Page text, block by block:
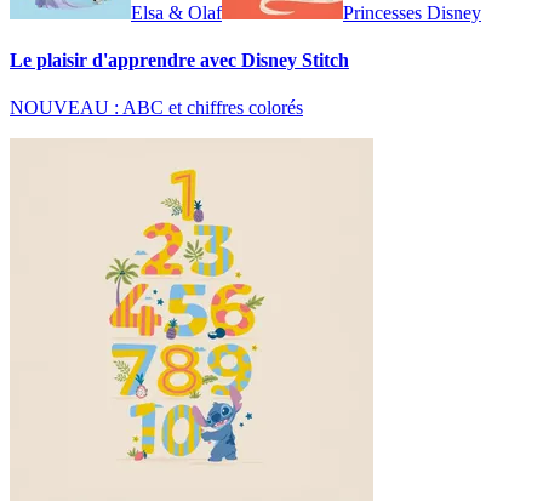
Elsa & Olaf Princesses Disney
Le plaisir d'apprendre avec Disney Stitch
NOUVEAU : ABC et chiffres colorés